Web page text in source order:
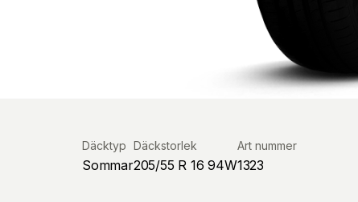
Däcktyp
Sommar
Däckstorlek
205/55 R 16 94W
Art nummer
1323